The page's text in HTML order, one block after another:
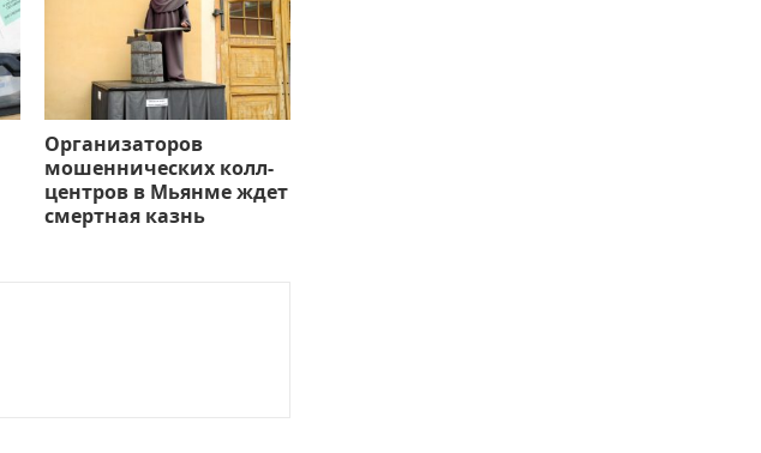
Организаторов
мошеннических колл-
центров в Мьянме ждет
смертная казнь